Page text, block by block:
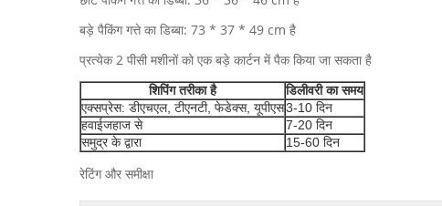
बड़े पैकिंग गत्ते का डिब्बा: 73 * 37 * 49 cm है
प्रत्येक 2 पीसी मशीनों को एक बड़े कार्टन में पैक किया जा सकता है
शिपिंग तरीका है
डिलीवरी का समय
एक्सप्रेस: ​​डीएचएल, टीएनटी, फेडेक्स, यूपीएस3-10 दिन
हवाईजहाज से
7-20 दिन
समुद्र के द्वारा
15-60 दिन
रेटिंग और समीक्षा